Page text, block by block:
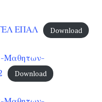
ΕΠΑΛ Download
Μαθητων-
Download